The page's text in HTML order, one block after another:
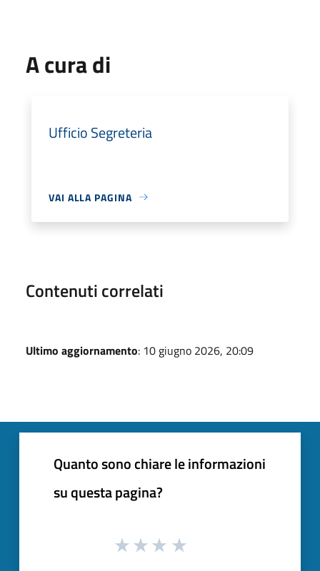
A cura di
Ufficio Segreteria
VAI ALLA PAGINA
Contenuti correlati
Ultimo aggiornamento: 10 giugno 2026, 20:09
Quanto sono chiare le informazioni
su questa pagina?